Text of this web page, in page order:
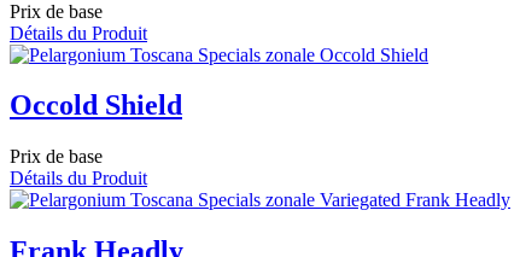
Prix de base
Détails du Produit
Occold Shield
Prix de base
Détails du Produit